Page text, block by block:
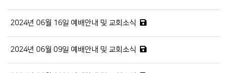
2024년 06월 16일 예배안내 및 교회소식
2024년 06월 09일 예배안내 및 교회소식